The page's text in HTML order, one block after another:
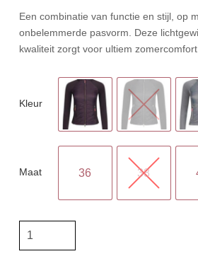
€96,95. €79,95.
Een combinatie van functie en stijl, op
onbelemmerde pasvorm. Deze
kwaliteit zorgt voor ultiem zomercomfort.
Kleur
Maat 36 38